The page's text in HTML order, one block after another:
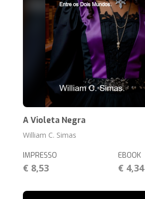
A Violeta Negra
William C. Simas
IMPRESSO
€ 8,53
EBOOK
€ 4,34